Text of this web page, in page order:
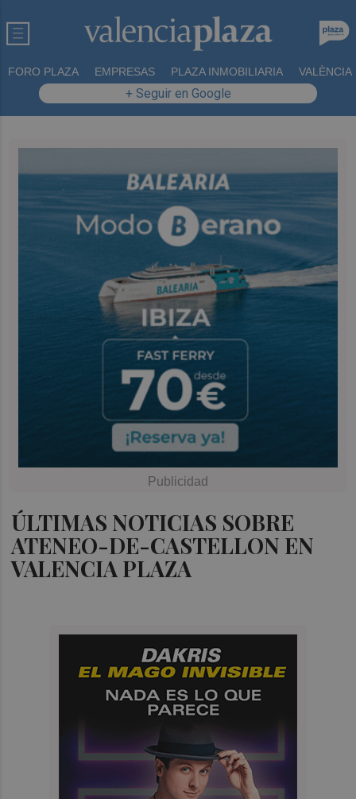
FORO PLAZA EMPRESAS PLAZA INMOBILIARIA VALÈNCIA
+ Seguir en Google
ÚLTIMAS NOTICIAS SOBRE
ATENEO-DE-CASTELLON EN
VALENCIA PLAZA